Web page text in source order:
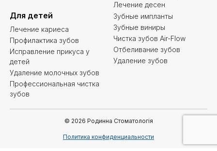
Лечение десен
Зубные импланты
Зубные виниры
Чистка зубов Air-Flow
Отбеливание зубов
Удаление зубов
Для детей
Лечение кариеса
Профилактика зубов
Исправление прикуса у
детей
Удаление молочных зубов
Профессиональная чистка
зубов
© 2026 Родинна Стоматологія
Политика конфиденциальности